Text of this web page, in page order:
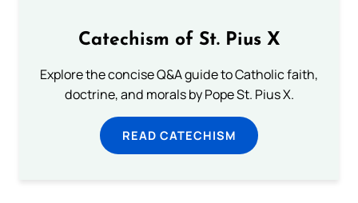
Catechism of St. Pius X
Explore the concise Q&A guide to Catholic faith,
doctrine, and morals by Pope St. Pius X.
READ CATECHISM